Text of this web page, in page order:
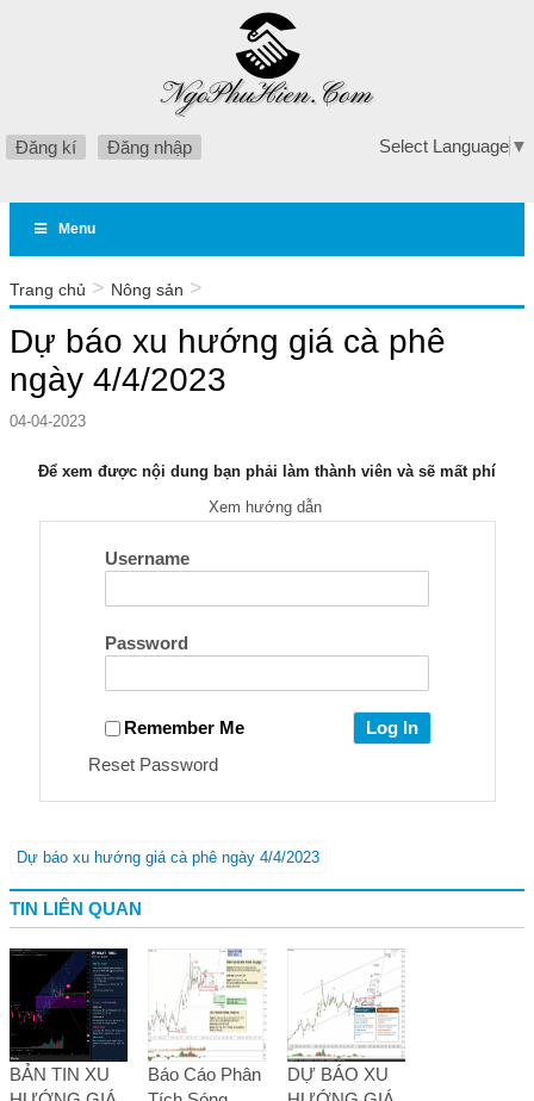
Đăng kí Đăng nhập Select Language ▼
Menu
Trang chủ > Nông sản >
Dự báo xu hướng giá cà phê
ngày 4/4/2023
04-04-2023
Để xem được nội dung bạn phải làm thành viên và sẽ mất phí
Xem hướng dẫn
Username
Password
Remember Me
Reset Password
Dự báo xu hướng giá cà phê ngày 4/4/2023
TIN LIÊN QUAN
BẢN TIN XU
Báo Cáo Phân
DỰ BÁO XU